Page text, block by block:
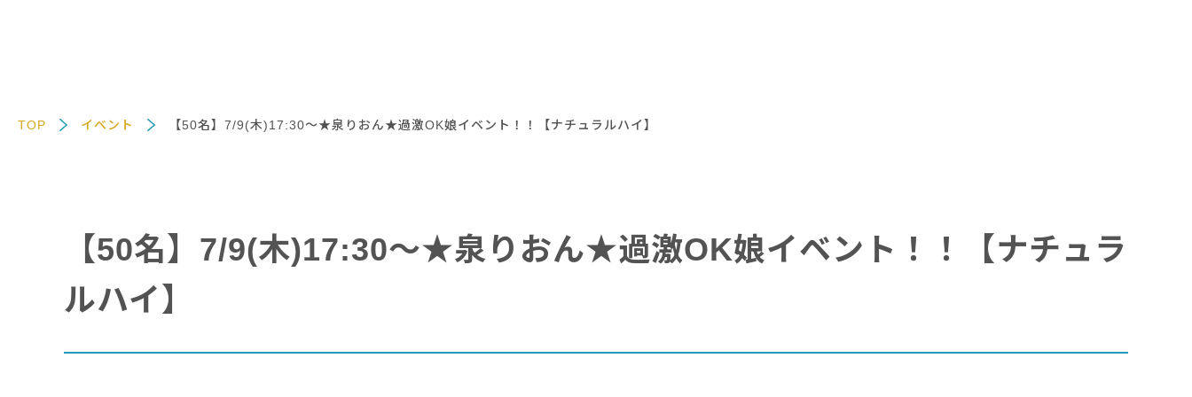
TOP イベント 【50名】7/9(木)17:30～★泉りおん★過激OK娘イベント！！【ナチュラルハイ】
【50名】7/9(木)17:30～★泉りおん★過激OK娘イベント！！【ナチュラ
ルハイ】